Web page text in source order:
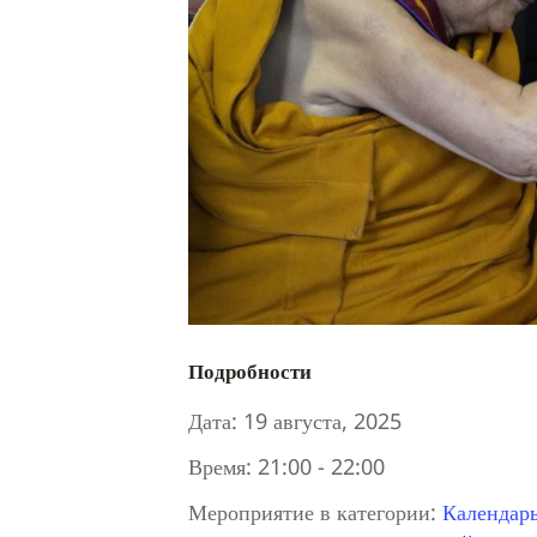
Подробности
Дата: 19 августа, 2025
Время: 21:00 - 22:00
Мероприятие в категории: